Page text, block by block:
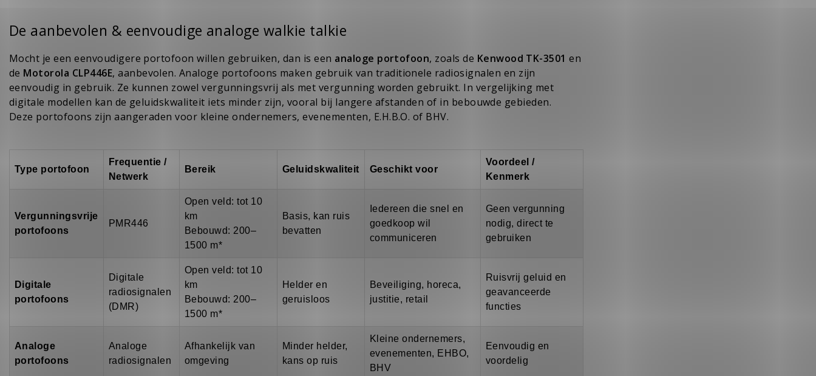
De aanbevolen & eenvoudige analoge walkie talkie
Mocht je een eenvoudigere portofoon willen gebruiken, dan is een analoge portofoon, zoals de Kenwood TK-3501 en
de Motorola CLP446E, aanbevolen. Analoge portofoons maken gebruik van traditionele radiosignalen en zijn
eenvoudig in gebruik. Ze kunnen zowel vergunningsvrij als met vergunning worden gebruikt. In vergelijking met
digitale modellen kan de geluidskwaliteit iets minder zijn, vooral bij langere afstanden of in bebouwde gebieden.
Deze portofoons zijn aangeraden voor kleine ondernemers, evenementen, E.H.B.O. of BHV.
Type portofoon
Frequentie /
Netwerk
Bereik Geluidskwaliteit Geschikt voor
Voordeel /
Kenmerk
Vergunningsvrije
portofoons
PMR446
Open veld: tot 10
km
Bebouwd: 200–
1500 m*
Basis, kan ruis
bevatten
Iedereen die snel en
goedkoop wil
communiceren
Geen vergunning
nodig, direct te
gebruiken
Digitale
portofoons
Digitale
radiosignalen
(DMR)
Open veld: tot 10
km
Bebouwd: 200–
1500 m*
Helder en
geruisloos
Beveiliging, horeca,
justitie, retail
Ruisvrij geluid en
geavanceerde
functies
Analoge
portofoons
Analoge
radiosignalen
Afhankelijk van
omgeving
Minder helder,
kans op ruis
Kleine ondernemers,
evenementen, EHBO,
BHV
Eenvoudig en
voordelig